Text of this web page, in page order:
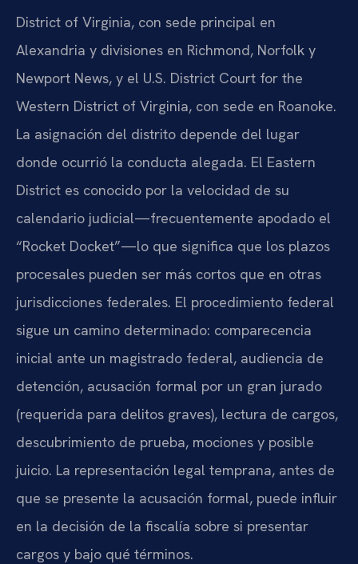
District of Virginia, con sede principal en
Alexandria y divisiones en Richmond, Norfolk y
Newport News, y el U.S. District Court for the
Western District of Virginia, con sede en Roanoke.
La asignación del distrito depende del lugar
donde ocurrió la conducta alegada. El Eastern
District es conocido por la velocidad de su
calendario judicial—frecuentemente apodado el
“Rocket Docket”—lo que significa que los plazos
procesales pueden ser más cortos que en otras
jurisdicciones federales. El procedimiento federal
sigue un camino determinado: comparecencia
inicial ante un magistrado federal, audiencia de
detención, acusación formal por un gran jurado
(requerida para delitos graves), lectura de cargos,
descubrimiento de prueba, mociones y posible
juicio. La representación legal temprana, antes de
que se presente la acusación formal, puede influir
en la decisión de la fiscalía sobre si presentar
cargos y bajo qué términos.